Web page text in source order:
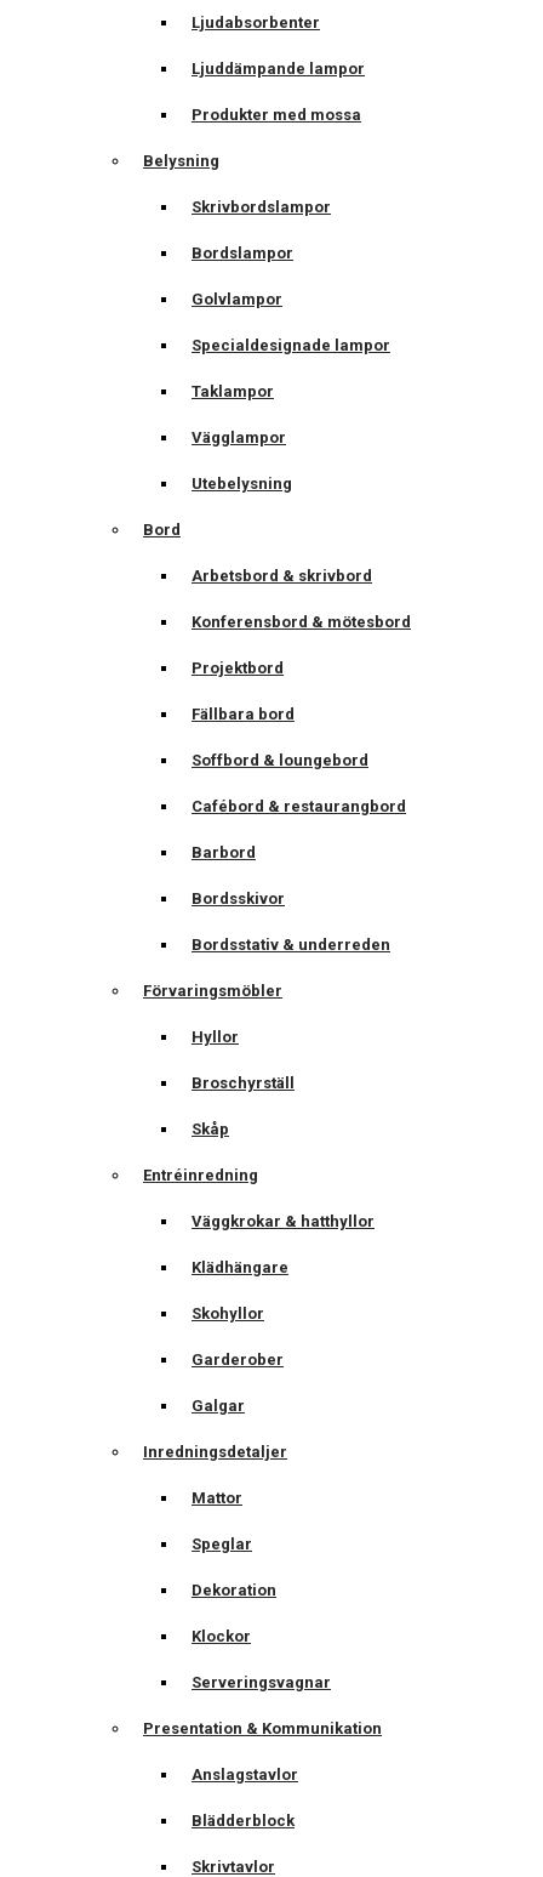
Ljudabsorbenter
Ljuddämpande lampor
Produkter med mossa
Belysning
Skrivbordslampor
Bordslampor
Golvlampor
Specialdesignade lampor
Taklampor
Vägglampor
Utebelysning
Bord
Arbetsbord & skrivbord
Konferensbord & mötesbord
Projektbord
Fällbara bord
Soffbord & loungebord
Cafébord & restaurangbord
Barbord
Bordsskivor
Bordsstativ & underreden
Förvaringsmöbler
Hyllor
Broschyrställ
Skåp
Entréinredning
Väggkrokar & hatthyllor
Klädhängare
Skohyllor
Garderober
Galgar
Inredningsdetaljer
Mattor
Speglar
Dekoration
Klockor
Serveringsvagnar
Presentation & Kommunikation
Anslagstavlor
Blädderblock
Skrivtavlor